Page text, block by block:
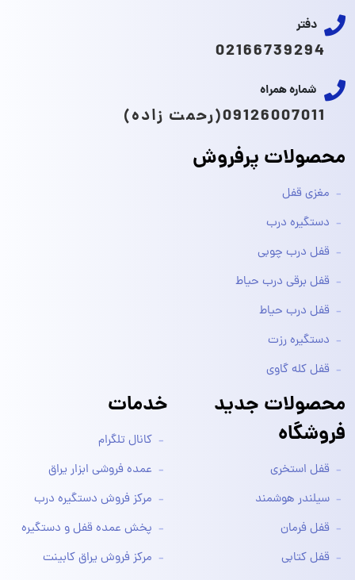
دفتر
02166739294
شماره همراه
09126007011(رحمت زاده)
محصولات پرفروش
مغزی قفل
دستگیره درب
قفل درب چوبی
قفل برقی درب حیاط
قفل درب حیاط
دستگیره رزت
قفل کله گاوی
محصولات جدید
فروشگاه
قفل استخری
سیلندر هوشمند
قفل فرمان
قفل کتابی
خدمات
کانال تلگرام
عمده فروشی ابزار یراق
مرکز فروش دستگیره درب
پخش عمده قفل و دستگیره
مرکز فروش یراق کابینت